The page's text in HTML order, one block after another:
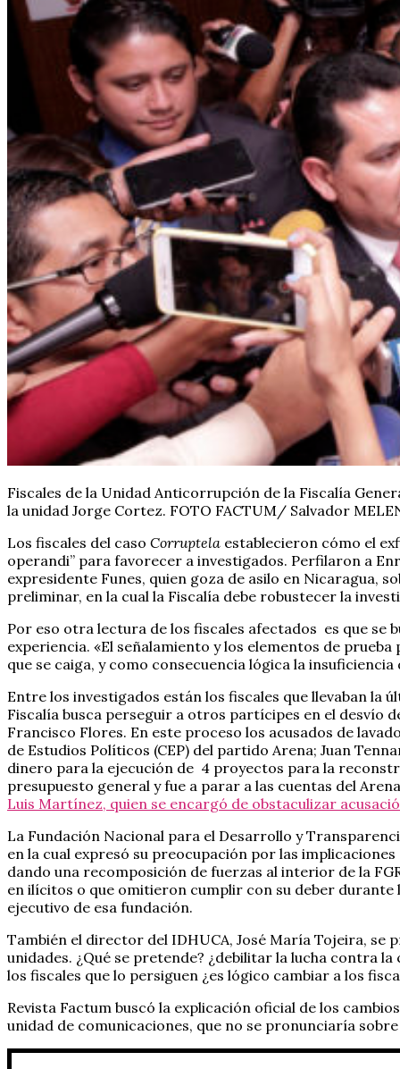
Fiscales de la Unidad Anticorrupción de la Fiscalía
la unidad Jorge Cortez. FOTO FACTUM/ Salvador
Los fiscales del caso Corruptela establecieron cómo el
operandi” para favorecer a investigados. Perfilaron a
expresidente Funes, quien goza de asilo en Nicaragua,
preliminar, en la cual la Fiscalía debe robustecer la
Por eso otra lectura de los fiscales afectados es que se
experiencia. «El señalamiento y los elementos de
que se caiga, y como consecuencia lógica la insuficiencia
Entre los investigados están los fiscales que llevaban la
Fiscalía busca perseguir a otros partícipes en el desvío
Francisco Flores. En este proceso los acusados de
de Estudios Políticos (CEP) del partido Arena; Juan
dinero para la ejecución de 4 proyectos para la
presupuesto general y fue a parar a las cuentas del
Luis Martínez, quien se encargó de obstaculizar
La Fundación Nacional para el Desarrollo y
en la cual expresó su preocupación por las
dando una recomposición de fuerzas al interior de la
en ilícitos o que omitieron cumplir con su deber
ejecutivo de esa fundación.
También el director del IDHUCA, José María Tojeira,
unidades. ¿Qué se pretende? ¿debilitar la lucha contra
los fiscales que lo persiguen ¿es lógico cambiar a los
Revista Factum buscó la explicación oficial de los
unidad de comunicaciones, que no se pronunciaría